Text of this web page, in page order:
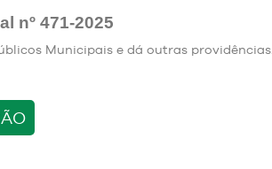
nº 471-2025
Municipais e dá outras providências.